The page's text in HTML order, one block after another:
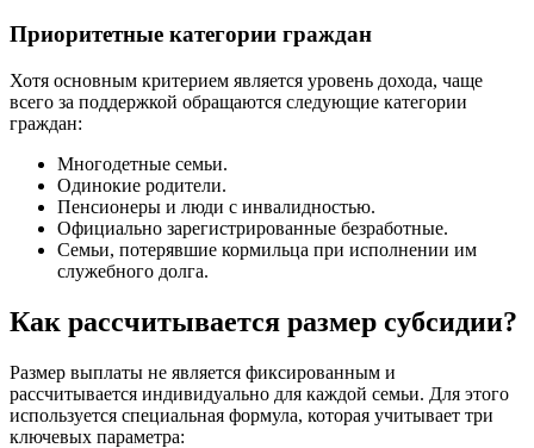
Приоритетные категории граждан
Хотя основным критерием является уровень дохода, чаще
всего за поддержкой обращаются следующие категории
граждан:
Многодетные семьи.
Одинокие родители.
Пенсионеры и люди с инвалидностью.
Официально зарегистрированные безработные.
Семьи, потерявшие кормильца при исполнении им
служебного долга.
Как рассчитывается размер субсидии?
Размер выплаты не является фиксированным и
рассчитывается индивидуально для каждой семьи. Для этого
используется специальная формула, которая учитывает три
ключевых параметра: